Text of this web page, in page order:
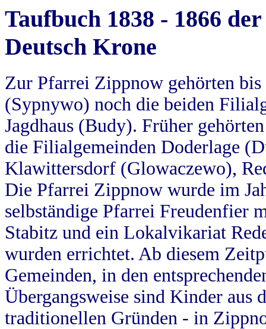
Taufbuch 1838 - 1866
Deutsch Krone
Zur Pfarrei Zippnow gehörten
(Sypnywo) noch die beiden
Jagdhaus (Budy). Früher
die Filialgemeinden Doderlage
Klawittersdorf (Glowaczewo),
Die Pfarrei Zippnow wurde im
selbständige Pfarrei Freudenfier
Stabitz und ein Lokalvikariat
wurden errichtet. Ab diesem
Gemeinden, in den
Übergangsweise sind Kinder aus
traditionellen Gründen - in